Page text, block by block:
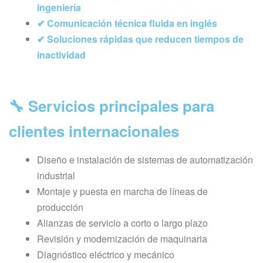
ingeniería
✔ Comunicación técnica fluida en inglés
✔ Soluciones rápidas que reducen tiempos de
inactividad
🔧 Servicios principales para
clientes internacionales
Diseño e instalación de sistemas de automatización
industrial
Montaje y puesta en marcha de líneas de
producción
Alianzas de servicio a corto o largo plazo
Revisión y modernización de maquinaria
Diagnóstico eléctrico y mecánico